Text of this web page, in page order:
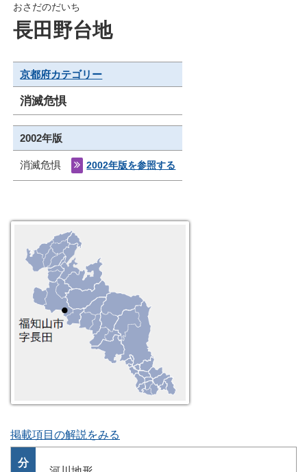
おさだのだいち
長田野台地
京都府カテゴリー
消滅危惧
2002年版
消滅危惧 2002年版を参照する
掲載項目の解説をみる
分